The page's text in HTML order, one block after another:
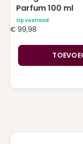
Parfum 100 ml
Op voorraad
€ 99,98